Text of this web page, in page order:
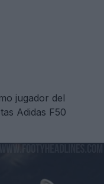
jugador del
Adidas F50